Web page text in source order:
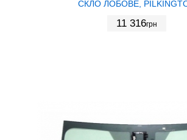
СКЛО ЛОБОВЕ,
11 316грн